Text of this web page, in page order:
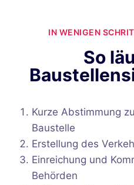
IN WENIGEN
So
Kurze Abstimmung
Baustelle
Erstellung des
Einreichung und
Behörden